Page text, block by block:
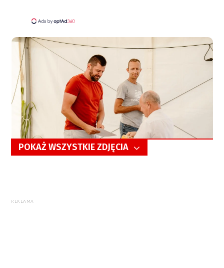
POKAŻ WSZYSTKIE ZDJĘCIA
REKLAMA